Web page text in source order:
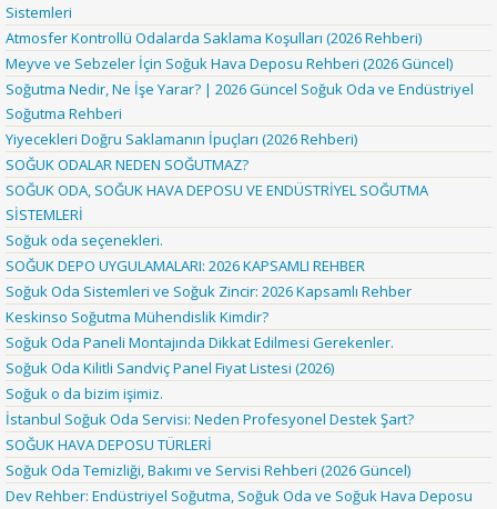
Sistemleri
Atmosfer Kontrollü Odalarda Saklama Koşulları (2026 Rehberi)
Meyve ve Sebzeler İçin Soğuk Hava Deposu Rehberi (2026 Güncel)
Soğutma Nedir, Ne İşe Yarar? | 2026 Güncel Soğuk Oda ve Endüstriyel
Soğutma Rehberi
Yiyecekleri Doğru Saklamanın İpuçları (2026 Rehberi)
SOĞUK ODALAR NEDEN SOĞUTMAZ?
SOĞUK ODA, SOĞUK HAVA DEPOSU VE ENDÜSTRİYEL SOĞUTMA
SİSTEMLERİ
Soğuk oda seçenekleri.
SOĞUK DEPO UYGULAMALARI: 2026 KAPSAMLI REHBER
Soğuk Oda Sistemleri ve Soğuk Zincir: 2026 Kapsamlı Rehber
Keskinso Soğutma Mühendislik Kimdir?
Soğuk Oda Paneli Montajında Dikkat Edilmesi Gerekenler.
Soğuk Oda Kilitli Sandviç Panel Fiyat Listesi (2026)
Soğuk o da bizim işimiz.
İstanbul Soğuk Oda Servisi: Neden Profesyonel Destek Şart?
SOĞUK HAVA DEPOSU TÜRLERİ
Soğuk Oda Temizliği, Bakımı ve Servisi Rehberi (2026 Güncel)
Dev Rehber: Endüstriyel Soğutma, Soğuk Oda ve Soğuk Hava Deposu